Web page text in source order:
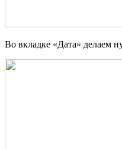
Во вкладке «Дата» делаем